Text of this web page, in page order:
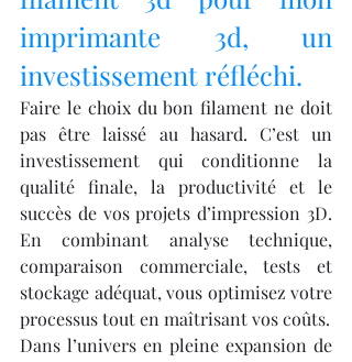
imprimante 3d, un
investissement réfléchi.
Faire le choix du bon filament ne doit
pas être laissé au hasard. C’est un
investissement qui conditionne la
qualité finale, la productivité et le
succès de vos projets d’impression 3D.
En combinant analyse technique,
comparaison commerciale, tests et
stockage adéquat, vous optimisez votre
processus tout en maîtrisant vos coûts.
Dans l’univers en pleine expansion de